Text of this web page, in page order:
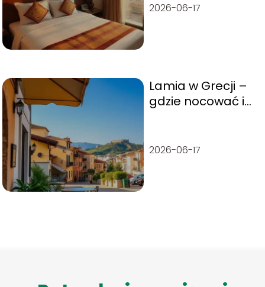
2026-06-17
Lamia w Grecji –
gdzie nocować i
2026-06-17